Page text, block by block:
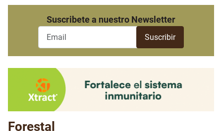
Suscribete a nuestro Newsletter
Forestal